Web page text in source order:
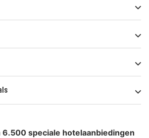
6.500 speciale hotelaanbiedingen